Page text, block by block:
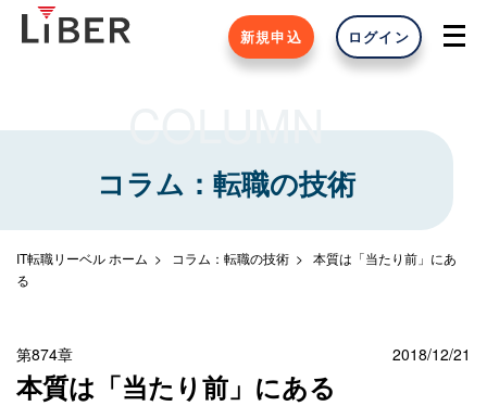
新規申込 ログイン
COLUMN
コラム：転職の技術
IT転職リーベル ホーム コラム：転職の技術
本質は「当たり前」にあ
る
第874章 2018/12/21
本質は「当たり前」にある